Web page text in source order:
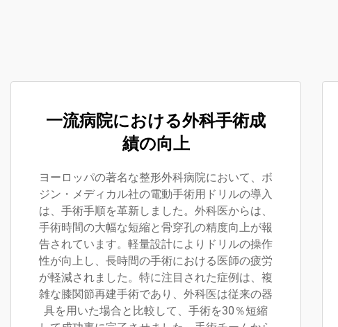
一流病院における外科手術成
績の向上
ヨーロッパの著名な整形外科病院において、ボ
ジン・メディカル社の電動手術用ドリルの導入
は、手術手順を革新しました。外科医からは、
手術時間の大幅な短縮と骨穿孔の精度向上が報
告されています。軽量設計によりドリルの操作
性が向上し、長時間の手術における医師の疲労
が軽減されました。特に注目された症例は、複
雑な膝関節再建手術であり、外科医は従来の器
具を用いた場合と比較して、手術を30％短縮